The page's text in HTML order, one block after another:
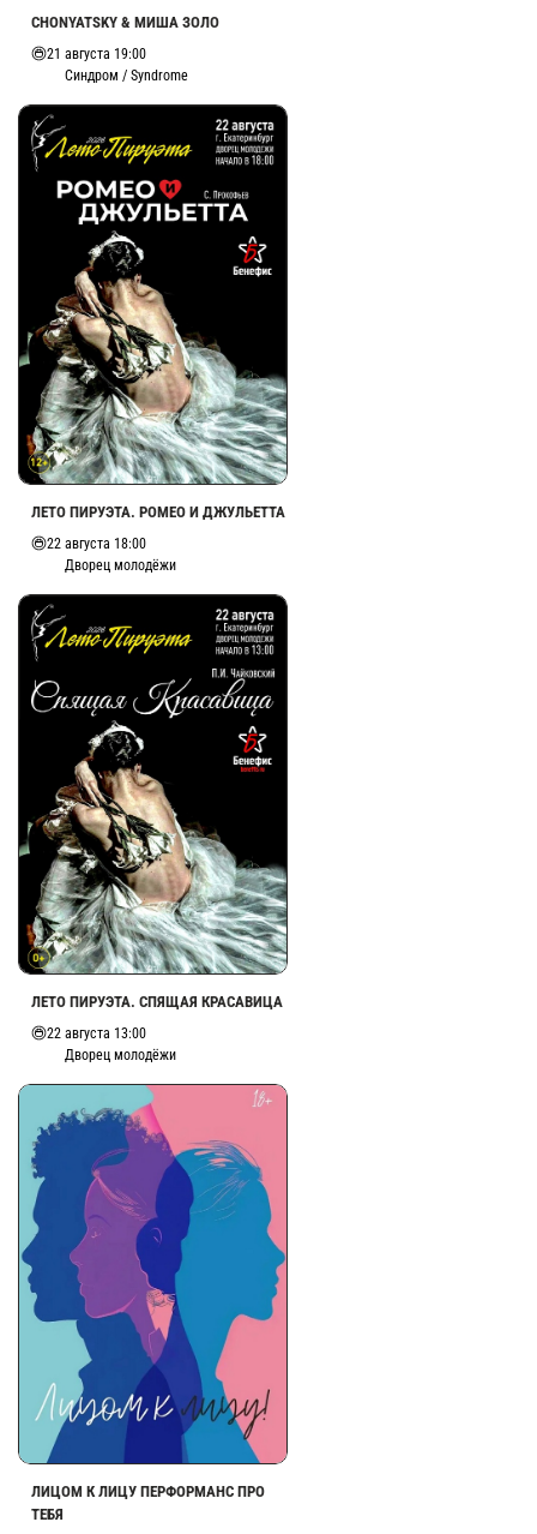
CHONYATSKY & МИША ЗОЛО
21 августа 19:00
Синдром / Syndrome
ЛЕТО ПИРУЭТА. РОМЕО И ДЖУЛЬЕТТА
22 августа 18:00
Дворец молодёжи
ЛЕТО ПИРУЭТА. СПЯЩАЯ КРАСАВИЦА
22 августа 13:00
Дворец молодёжи
ЛИЦОМ К ЛИЦУ ПЕРФОРМАНС ПРО
ТЕБЯ